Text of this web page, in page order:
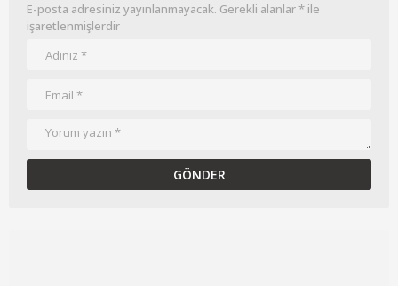
E-posta adresiniz yayınlanmayacak. Gerekli alanlar* ile
işaretlenmişlerdir